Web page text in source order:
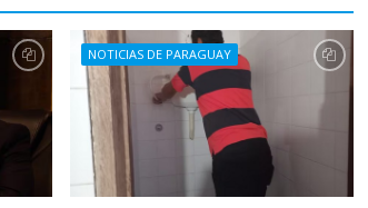
NOTICIAS DE PARAGUAY